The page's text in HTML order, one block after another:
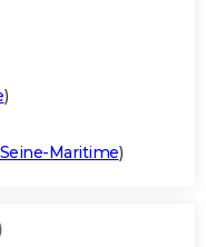
)
Seine-Maritime)